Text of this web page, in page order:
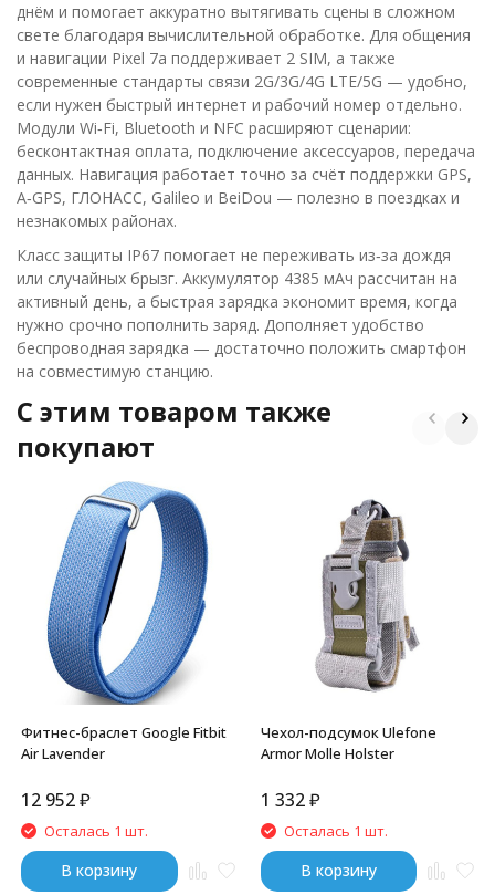
днём и помогает аккуратно вытягивать сцены в сложном
свете благодаря вычислительной обработке. Для общения
и навигации Pixel 7a поддерживает 2 SIM, а также
современные стандарты связи 2G/3G/4G LTE/5G — удобно,
если нужен быстрый интернет и рабочий номер отдельно.
Модули Wi‑Fi, Bluetooth и NFC расширяют сценарии:
бесконтактная оплата, подключение аксессуаров, передача
данных. Навигация работает точно за счёт поддержки GPS,
A‑GPS, ГЛОНАСС, Galileo и BeiDou — полезно в поездках и
незнакомых районах.
Класс защиты IP67 помогает не переживать из‑за дождя
или случайных брызг. Аккумулятор 4385 мАч рассчитан на
активный день, а быстрая зарядка экономит время, когда
нужно срочно пополнить заряд. Дополняет удобство
беспроводная зарядка — достаточно положить смартфон
на совместимую станцию.
C этим товаром также
покупают
Фитнес-браслет Google Fitbit
Air Lavender
12 952₽
Осталась 1 шт.
В корзину
Чехол-подсумок Ulefone
Armor Molle Holster
1 332 ₽
Осталась 1 шт.
В корзину